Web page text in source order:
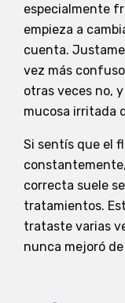
especialmente
empieza a
cuenta.
vez más
otras veces no,
mucosa irritada
Si sentís que el
correcta suele
tratamientos.
trataste varias
nunca mejoró